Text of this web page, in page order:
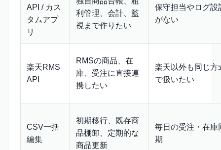
API / カス
タムアプ
リ
利管理、会計、監
視まで作りたい
保守担当やログ設
がない
楽天RMS
API
RMSの商品、在
庫、受注に直接連
携したい
楽天以外も同じ方
で扱いたい
CSV一括
編集
初期移行、既存商
品棚卸、定期的な
商品更新
毎日の受注・在庫
期